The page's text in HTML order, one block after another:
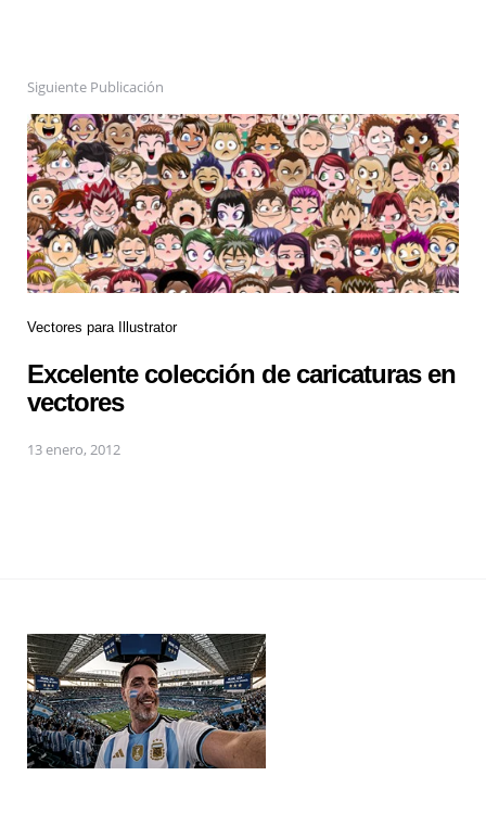
Siguiente Publicación
Vectores para Illustrator
Excelente colección de caricaturas en
vectores
13 enero, 2012